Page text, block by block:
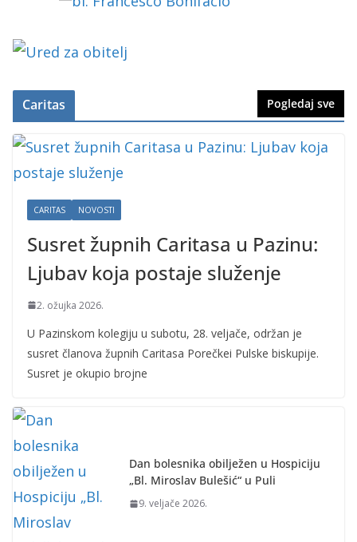
Caritas Pogledaj sve
CARITAS NOVOSTI
Susret župnih Caritasa u Pazinu:
Ljubav koja postaje služenje
2. ožujka 2026.
U Pazinskom kolegiju u subotu, 28. veljače, održan je
susret članova župnih Caritasa Porečkei Pulske biskupije.
Susret je okupio brojne
Dan bolesnika obilježen u Hospiciju
„Bl. Miroslav Bulešić“ u Puli
9. veljače 2026.